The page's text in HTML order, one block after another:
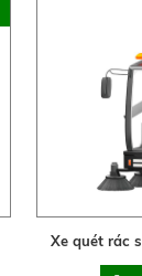
Xe quét rác